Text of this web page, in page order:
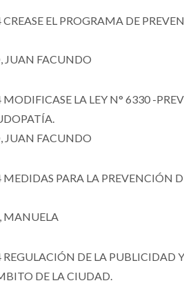
EL PROGRAMA DE
JUAN FACUNDO
LA LEY N° 6330 -
JUAN FACUNDO
PARA LA PREVENCIÓN
MANUELA
DE LA PUBLICIDAD
DE LA CIUDAD.